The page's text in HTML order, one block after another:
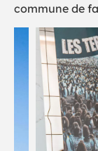
commune de